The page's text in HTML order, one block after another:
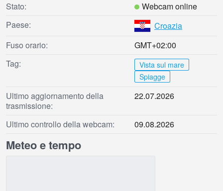
Stato:
Webcam online
Paese:
Croazia
Fuso orario:
GMT+02:00
Tag:
Vista sul mare
Spiagge
Ultimo aggiornamento della
trasmissione:
22.07.2026
Ultimo controllo della webcam: 09.08.2026
Meteo e tempo